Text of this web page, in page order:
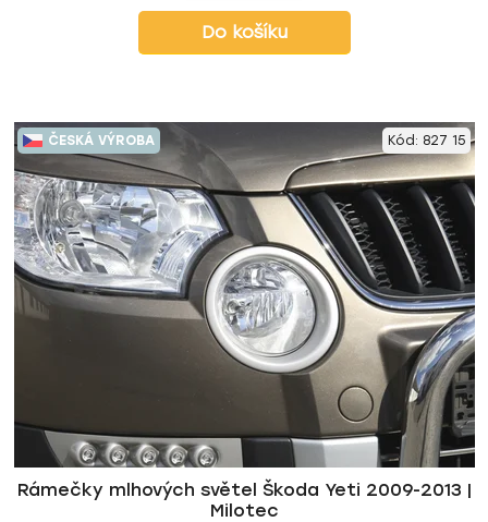
Do košíku
ČESKÁ VÝROBA
Rámečky mlhových světel Škoda Yeti 2009-2013 |
Milotec
Kód: 827 15